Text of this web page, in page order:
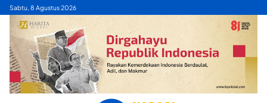
Skip
content
Sabtu, 8 Agustus 2026